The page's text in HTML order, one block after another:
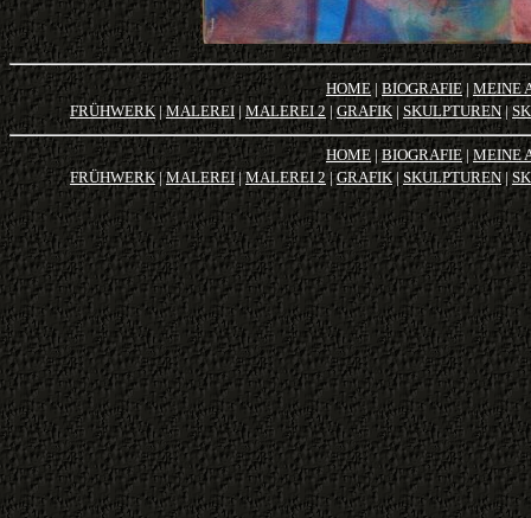
HOME | BIOGRAFIE | MEINE
FRÜHWERK |MALEREI| MALEREI 2 | GRAFIK| SKULPTUREN|
HOME | BIOGRAFIE | MEINE
FRÜHWERK|MALEREI|MALEREI 2|GRAFIK| SKULPTUREN |